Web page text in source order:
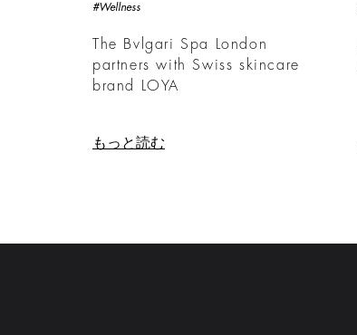
#Wellness
The Bvlgari Spa London
partners with Swiss skincare
brand LOYA
もっと読む